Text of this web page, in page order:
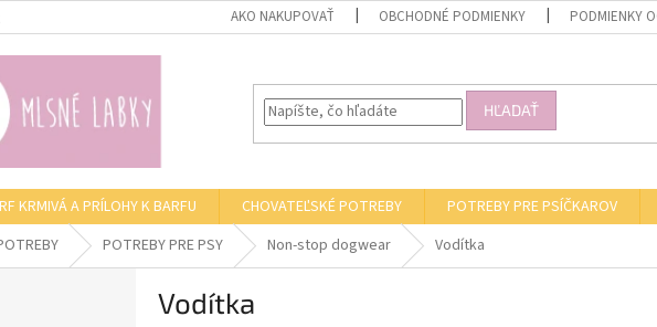
AKO NAKUPOVAŤ OBCHODNÉ PODMIENKY PODMIENKY
HĽADAŤ
KRMIVÁ A PRÍLOHY K BARFU CHOVATEĽSKÉ POTREBY POTREBY PRE PSÍČKAROV
POTREBY PRE PSY Non-stop dogwear Vodítka
Vodítka